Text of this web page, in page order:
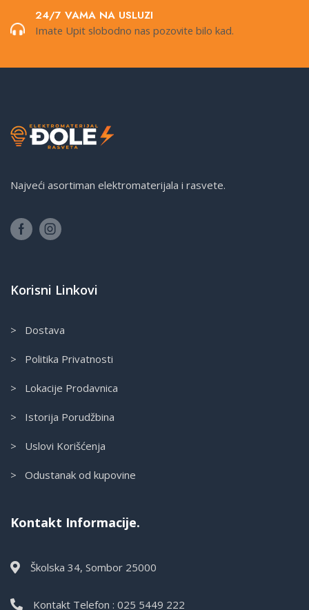
24/7 VAMA NA USLUZI
Imate Upit slobodno nas pozovite bilo kad.
Najveći asortiman elektromaterijala i rasvete.
Korisni Linkovi
> Dostava
> Politika Privatnosti
> Lokacije Prodavnica
> Istorija Porudžbina
> Uslovi Korišćenja
> Odustanak od kupovine
Kontakt Informacije.
Školska 34, Sombor 25000
Kontakt Telefon : 025 5449 222